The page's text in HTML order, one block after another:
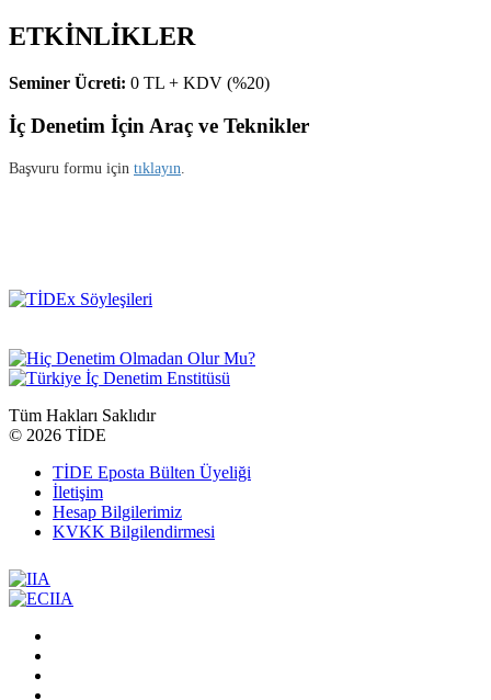
ETKİNLİKLER
Seminer Ücreti: 0 TL + KDV (%20)
İç Denetim İçin Araç ve Teknikler
Başvuru formu için tıklayın.
Tüm Hakları Saklıdır
© 2026 TİDE
TİDE Eposta Bülten Üyeliği
İletişim
Hesap Bilgilerimiz
KVKK Bilgilendirmesi